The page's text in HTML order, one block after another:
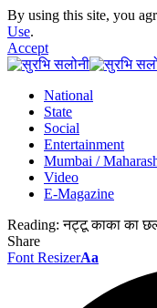
By using this site, you
Use.
Accept
National
State
Social
Entertainment
Mumbai /
Video
E-Magazine
Reading: नट्टू काका का
Share
Font ResizerAa